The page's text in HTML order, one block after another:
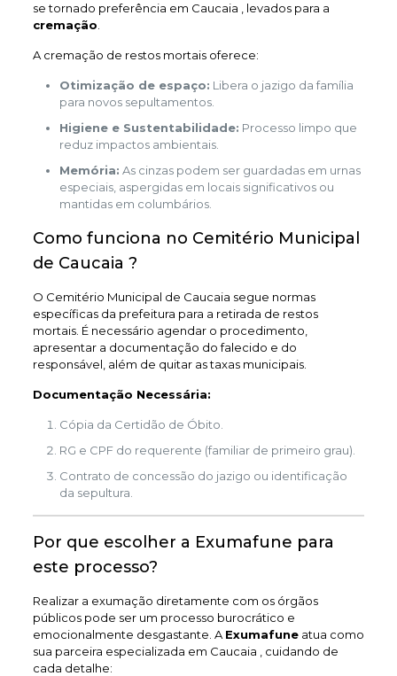
se tornado preferência em Caucaia , levados para a
cremação
A cremação de restos mortais oferece:
Otimização de espaço: Libera o jazigo da família
para novos sepultamentos.
Higiene e Sustentabilidade: Processo limpo que
reduz impactos ambientais.
Memória: As cinzas podem ser guardadas em urnas
especiais, aspergidas em locais significativos ou
mantidas em columbários.
Como funciona no Cemitério Municipal
de Caucaia ?
O Cemitério Municipal de Caucaia segue normas
específicas da prefeitura para a retirada de restos
mortais. É necessário agendar o procedimento,
apresentar a documentação do falecido e do
responsável, além de quitar as taxas municipais.
Documentação Necessária:
Cópia da Certidão de Óbito.
RG e CPF do requerente (familiar de primeiro grau).
Contrato de concessão do jazigo ou identificação
da sepultura.
Por que escolher a Exumafune para
este processo?
Realizar a exumação diretamente com os órgãos
públicos pode ser um processo burocrático e
emocionalmente desgastante. A Exumafuneatua como
sua parceira especializada em Caucaia , cuidando de
cada detalhe: